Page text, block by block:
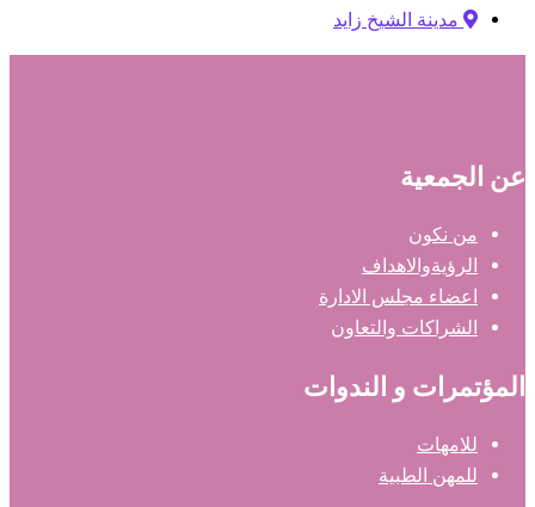
مدينة الشيخ زايد
عن الجمعية
من نكون
الرؤيةوالاهداف
اعضاء مجلس الادارة
الشراكات والتعاون
المؤتمرات و الندوات
للامهات
للمهن الطبية